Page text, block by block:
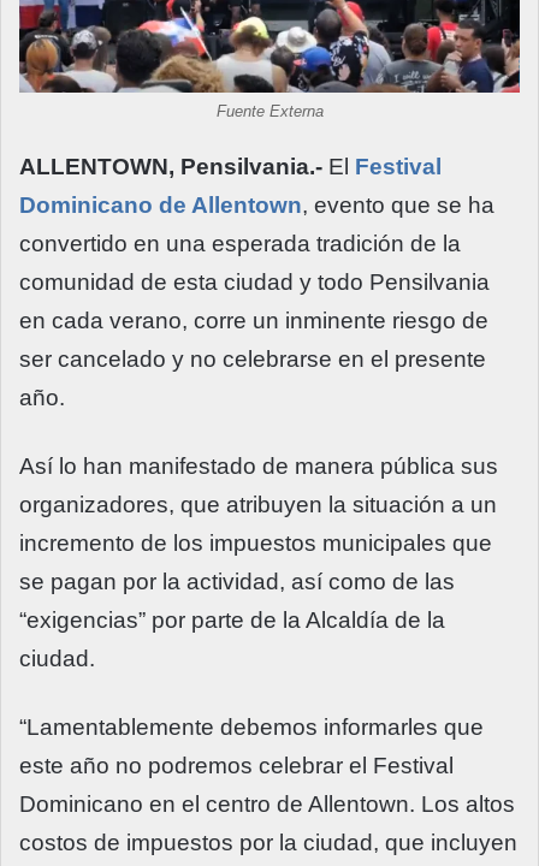
Fuente Externa
ALLENTOWN, Pensilvania.- El Festival
Dominicano de Allentown, evento que se ha
convertido en una esperada tradición de la
comunidad de esta ciudad y todo Pensilvania
en cada verano, corre un inminente riesgo de
ser cancelado y no celebrarse en el presente
año.
Así lo han manifestado de manera pública sus
organizadores, que atribuyen la situación a un
incremento de los impuestos municipales que
se pagan por la actividad, así como de las
“exigencias” por parte de la Alcaldía de la
ciudad.
“Lamentablemente debemos informarles que
este año no podremos celebrar el Festival
Dominicano en el centro de Allentown. Los altos
costos de impuestos por la ciudad, que incluyen